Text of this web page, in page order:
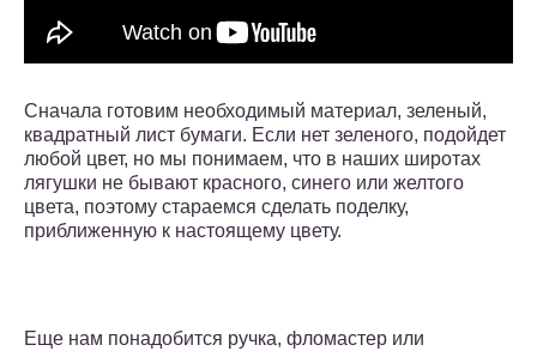
Сначала готовим необходимый материал, зеленый,
квадратный лист бумаги. Если нет зеленого, подойдет
любой цвет, но мы понимаем, что в наших широтах
лягушки не бывают красного, синего или желтого
цвета, поэтому стараемся сделать поделку,
приближенную к настоящему цвету.
Еще нам понадобится ручка, фломастер или